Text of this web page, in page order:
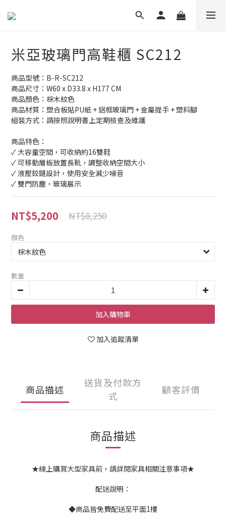
米亞玻璃門高鞋櫃 SC212
商品型號：B-R-SC212
商品尺寸：W60 x D33.8 x H177 CM
商品顏色：棕木紋色
商品材質：塑合板貼PU紙 + 鋁框玻璃門 + 金屬提手 + 塑料腳
組裝方式：請按照說明書上定期檢查及維護
商品特色：
✓ 大容量空間，可收納約16雙鞋
✓ 可移動層板放置長靴，調整收納空間大小
✓ 液壓鉸鏈設計，使用安全減少噪音
✓ 雙門防塵，玻璃展示
NT$5,200 NT$8,250
顏色
數量
加入購物車
加入追蹤清單
商品描述
送貨及付款方
式
顧客評價
商品描述
★線上購買大型家具前，請詳閱家具相關注意事項★
配送說明：
◆商品皆免費配送至平面1樓